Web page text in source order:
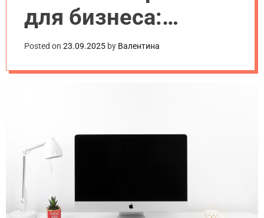
для бизнеса:
сравнение
популярных
Posted on 23.09.2025 by Валентина